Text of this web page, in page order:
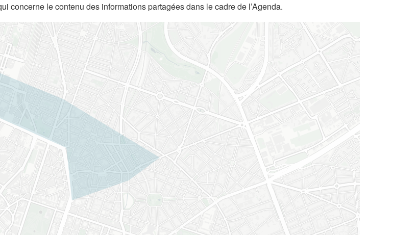
concerne le contenu des informations partagées dans le cadre de l’Agenda.